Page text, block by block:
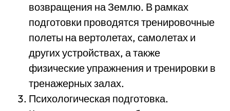
возвращения на Землю. В рамках
подготовки проводятся тренировочные
полеты на вертолетах, самолетах и
других устройствах, а также
физические упражнения и тренировки в
тренажерных залах.
Психологическая подготовка.